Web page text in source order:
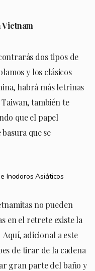
dos tipos de
y los clásicos
habrá más letrinas
también te
que el papel
que se
no pueden
en el retrete existe la
adicional a este
de tirar de la cadena
gran parte del baño y